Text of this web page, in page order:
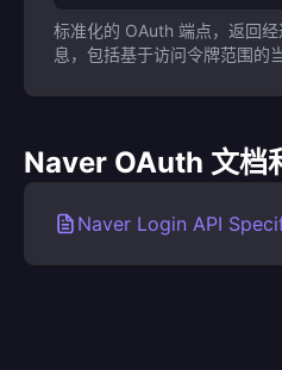
标准化的 OAuth 端点，返回
息，包括基于访问令牌范围的
Naver OAuth 文档
Naver Login API